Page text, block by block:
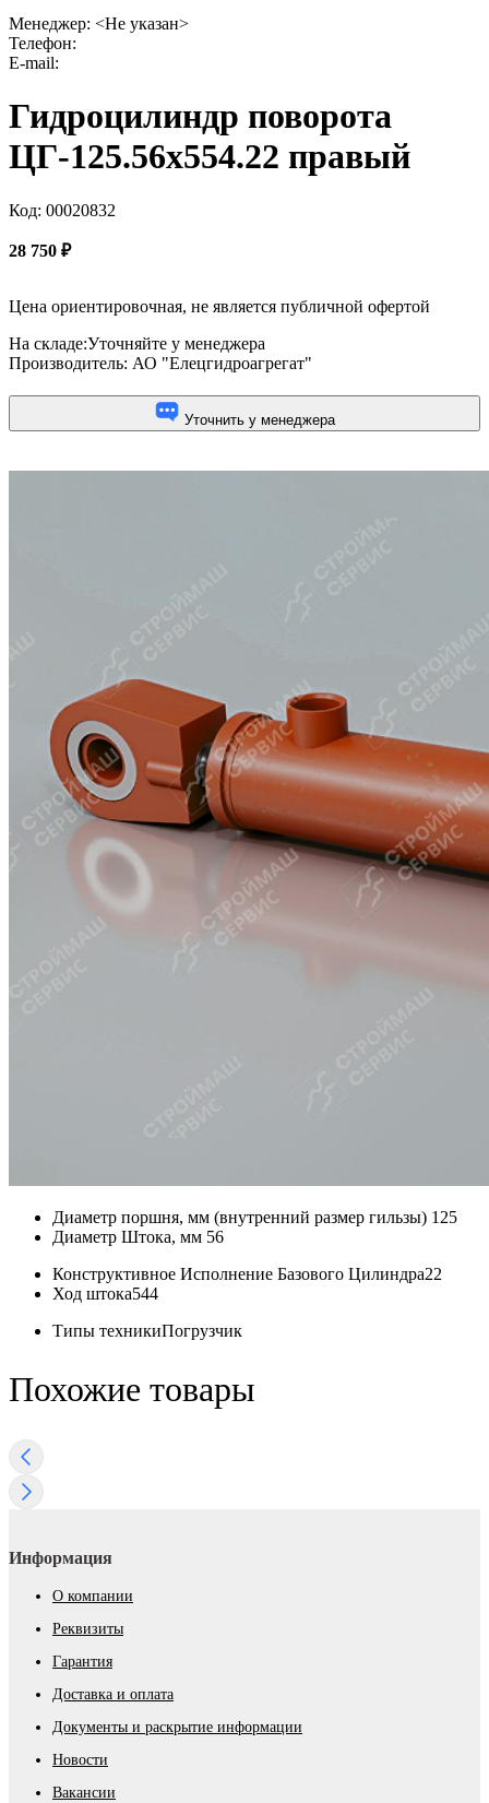
Менеджер: <Не указан>
Телефон:
E-mail:
Гидроцилиндр поворота
ЦГ-125.56х554.22 правый
Код: 00020832
28 750 ₽
Цена ориентировочная, не является публичной офертой
На складе:Уточняйте у менеджера
Производитель: АО "Елецгидроагрегат"
Уточнить у менеджера
Диаметр поршня, мм (внутренний размер гильзы) 125
Диаметр Штока, мм 56
Конструктивное Исполнение Базового Цилиндра22
Ход штока544
Типы техникиПогрузчик
Похожие товары
Информация
О компании
Реквизиты
Гарантия
Доставка и оплата
Документы и раскрытие информации
Новости
Вакансии